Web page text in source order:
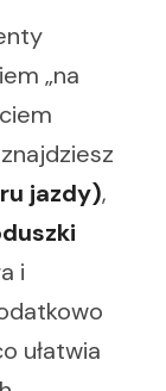
„na
jazdy),
i
ułatwia